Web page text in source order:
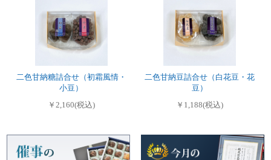
二色甘納糖詰合せ（初霜風情・
小豆）
￥2,160(税込)
二色甘納豆詰合せ（白花豆・花
豆）
￥1,188(税込)